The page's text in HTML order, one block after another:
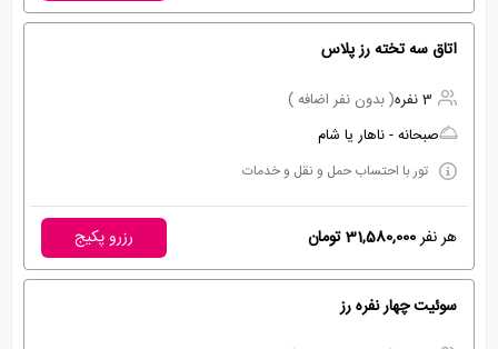
اتاق سه تخته رز پلاس
3 نفره
( بدون نفر اضافه )
صبحانه - ناهار یا شام
تور با احتساب حمل و نقل و خدمات
هر نفر31,580,000 تومان رزرو پکیج
سوئیت چهار نفره رز